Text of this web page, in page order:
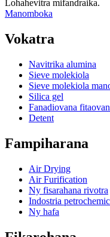
Lohahevitra mifandraika.
Manomboka
Vokatra
Navitrika alumina
Sieve molekiola
Sieve molekiola
Silica gel
Fanadiovana
Detent
Fampiharana
Air Drying
Air Furification
Ny fisarahana rivotra
Indostria
Ny hafa